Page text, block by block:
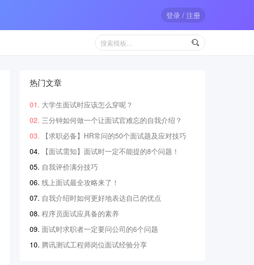
登录 / 注册

热门文章
大学生面试时应该怎么穿呢？
三分钟如何做一个让面试官难忘的自我介绍？
【求职必备】HR常问的50个面试题及应对技巧
【面试需知】面试时一定不能提的8个问题！
自我评价满分技巧
线上面试最全攻略来了！
自我介绍时如何更好地表达自己的优点
程序员面试应具备的素养
面试时求职者一定要问公司的6个问题
腾讯测试工程师岗位面试经验分享